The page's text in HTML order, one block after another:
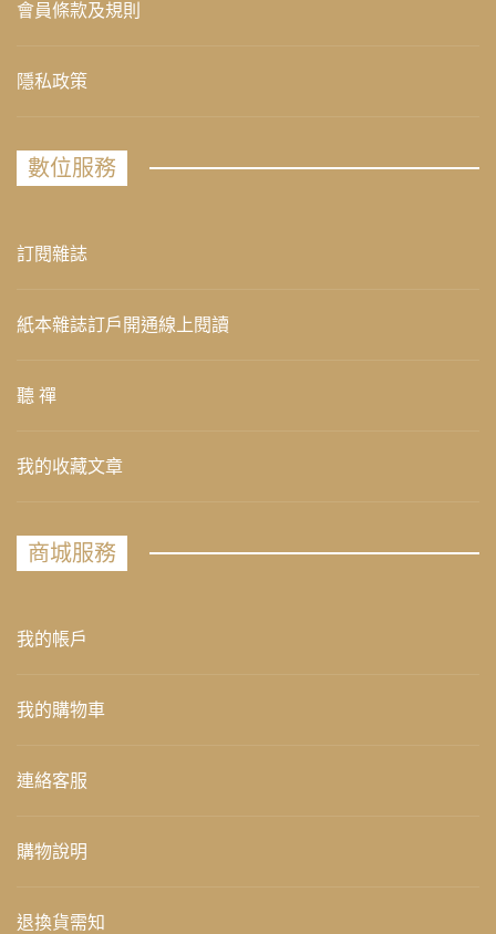
會員條款及規則
隱私政策
數位服務
訂閱雜誌
紙本雜誌訂戶開通線上閱讀
聽 禪
我的收藏文章
商城服務
我的帳戶
我的購物車
連絡客服
購物說明
退換貨需知